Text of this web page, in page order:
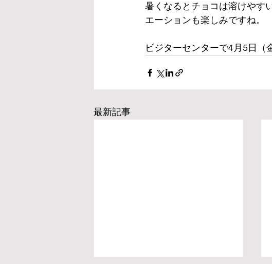
暑くなるとチョコは溶けやす
エーションも楽しみですね。
ビジターセンターで4月5日
最新記事